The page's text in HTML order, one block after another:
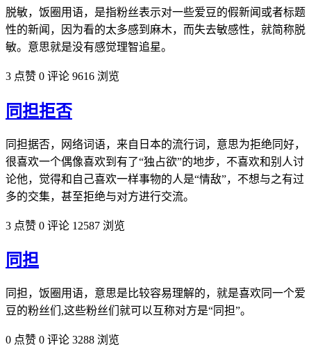
脱敏，饭圈用语，是指粉丝表示对一些爱豆的假新闻或者标题
性的新闻，因为看的太多感到麻木，而失去敏感性，就简称脱
敏。意思就是没有感觉理智追星。
3 点赞 0 评论 9616 浏览
同担拒否
同担据否，网络词语，来自日本的流行词，意思为拒绝同好，
很喜欢一个偶像喜欢到有了“独占欲”的地步，不喜欢和别人讨
论他，觉得和自己喜欢一样事物的人是“情敌”，不想与之有过
多的交集，甚至拒绝与对方进行交流。
3 点赞 0 评论 12587 浏览
同担
同担，饭圈用语，意思是比较容易理解的，就是喜欢同一个爱
豆的粉丝们,这些粉丝们就可以互称对方是“同担”。
0 点赞 0 评论 3288 浏览